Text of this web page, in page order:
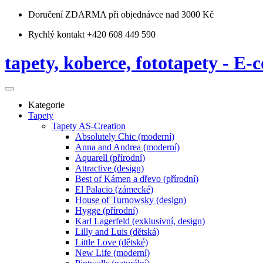
Doručení ZDARMA při objednávce nad 3000 Kč
Rychlý kontakt +420 608 449 590
tapety, koberce, fototapety - E-
Kategorie
Tapety
Tapety AS-Creation
Absolutely Chic (moderní)
Anna and Andrea (moderní)
Aquarell (přírodní)
Attractive (design)
Best of Kámen a dřevo (přírodní)
El Palacio (zámecké)
House of Turnowsky (design)
Hygge (přírodní)
Karl Lagerfeld (exklusivní, design)
Lilly and Luis (dětská)
Little Love (dětské)
New Life (moderní)